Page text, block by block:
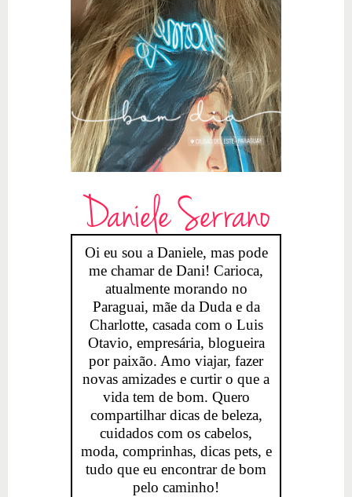
Daniele Serrano
Oi eu sou a Daniele, mas pode
me chamar de Dani! Carioca,
atualmente morando no
Paraguai, mãe da Duda e da
Charlotte, casada com o Luis
Otavio, empresária, blogueira
por paixão. Amo viajar, fazer
novas amizades e curtir o que a
vida tem de bom. Quero
compartilhar dicas de beleza,
cuidados com os cabelos,
moda, comprinhas, dicas pets, e
tudo que eu encontrar de bom
pelo caminho!